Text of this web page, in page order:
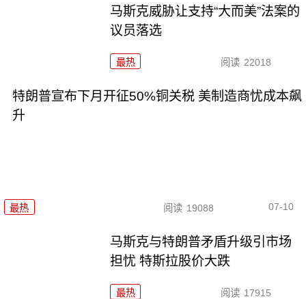
马斯克威胁让支持“大而美”法案的
议员落选
最热 阅读 22018
特朗普宣布下月开征50%铜关税 美制造商忧成本飙
升
最热 阅读 19088 07-10
马斯克与特朗普矛盾升级引市场
担忧 特斯拉股价大跌
最热 阅读 17915